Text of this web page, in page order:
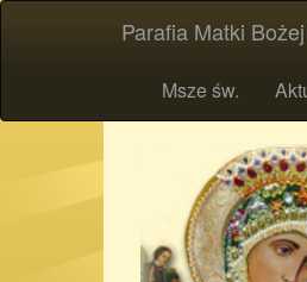
Parafia Matki
Msze św.